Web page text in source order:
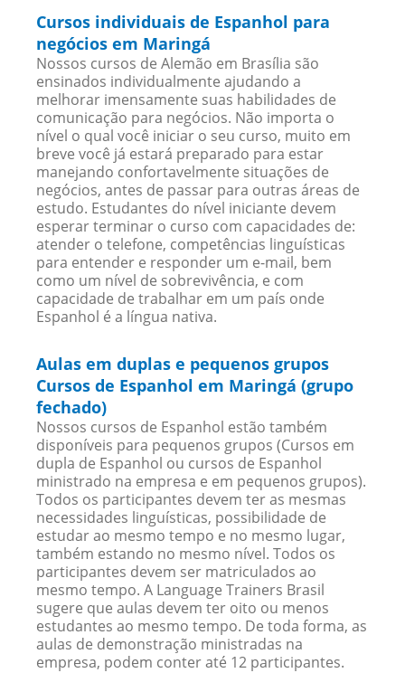
Cursos individuais de Espanhol para
negócios em Maringá
Nossos cursos de Alemão em Brasília são
ensinados individualmente ajudando a
melhorar imensamente suas habilidades de
comunicação para negócios. Não importa o
nível o qual você iniciar o seu curso, muito em
breve você já estará preparado para estar
manejando confortavelmente situações de
negócios, antes de passar para outras áreas de
estudo. Estudantes do nível iniciante devem
esperar terminar o curso com capacidades de:
atender o telefone, competências linguísticas
para entender e responder um e-mail, bem
como um nível de sobrevivência, e com
capacidade de trabalhar em um país onde
Espanhol é a língua nativa.
Aulas em duplas e pequenos grupos
Cursos de Espanhol em Maringá (grupo
fechado)
Nossos cursos de Espanhol estão também
disponíveis para pequenos grupos (Cursos em
dupla de Espanhol ou cursos de Espanhol
ministrado na empresa e em pequenos grupos).
Todos os participantes devem ter as mesmas
necessidades linguísticas, possibilidade de
estudar ao mesmo tempo e no mesmo lugar,
também estando no mesmo nível. Todos os
participantes devem ser matriculados ao
mesmo tempo. A Language Trainers Brasil
sugere que aulas devem ter oito ou menos
estudantes ao mesmo tempo. De toda forma, as
aulas de demonstração ministradas na
empresa, podem conter até 12 participantes.